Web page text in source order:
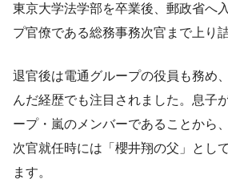
東京大学法学部を卒業後、郵政省へ
プ官僚である総務事務次官まで上り
退官後は電通グループの役員も務め
んだ経歴でも注目されました。息子
ープ・嵐のメンバーであることから
次官就任時には「櫻井翔の父」とし
ます。